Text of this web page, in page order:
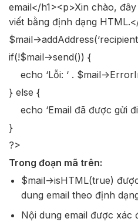
email</h1><p>Xin chào,
viết bằng định dạng
$mail-
if(!$mail->send()) {
echo ‘Lỗi: ‘ . $mail-
} else {
echo ‘Email đã được gửi đi
}
?>
Trong đoạn mã trên:
$mail->isHTML(true)
dung email theo định
Nội dung email được